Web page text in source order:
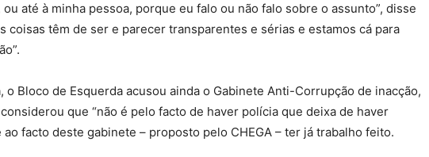
até à minha pessoa, porque eu falo ou não falo sobre o assunto”, disse
coisas têm de ser e parecer transparentes e sérias e estamos cá para
o Bloco de Esquerda acusou ainda o Gabinete Anti-Corrupção de inacção,
que “não é pelo facto de haver polícia que deixa de haver
facto deste gabinete – proposto pelo CHEGA – ter já trabalho feito.